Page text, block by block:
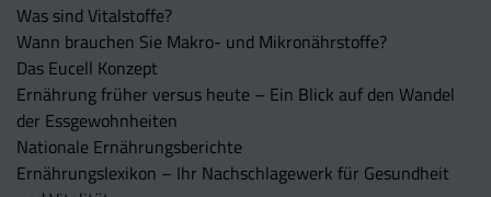
Was sind Vitalstoffe?
Wann brauchen Sie Makro- und Mikronährstoffe?
Das Eucell Konzept
Ernährung früher versus heute – Ein Blick auf den Wandel
der Essgewohnheiten
Nationale Ernährungsberichte
Ernährungslexikon – Ihr Nachschlagewerk für Gesundheit